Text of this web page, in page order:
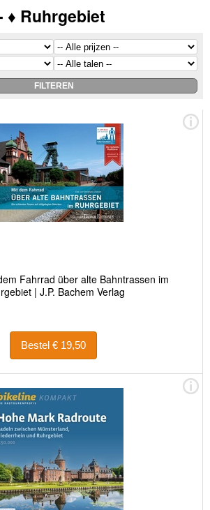
♦ Ruhrgebiet
Fahrrad über alte Bahntrassen im
| J.P. Bachem Verlag
Bestel € 19,50